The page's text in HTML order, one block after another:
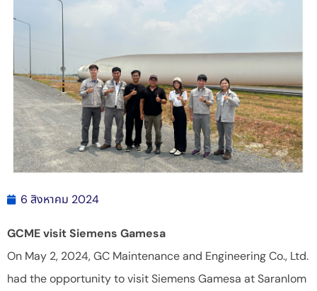
6 สิงหาคม 2024
GCME visit Siemens Gamesa
On May 2, 2024, GC Maintenance and Engineering Co., Ltd.
had the opportunity to visit Siemens Gamesa at Saranlom